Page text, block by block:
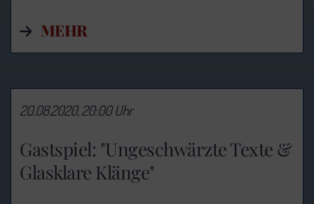
MEHR
Gastspiel: "Ungeschwärzte Texte &
Glasklare Klänge"
20.08.2020, 20:00 Uhr